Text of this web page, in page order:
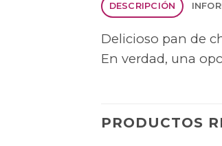
DESCRIPCIÓN
Delicioso pan de
En verdad, una
PRODUCTOS